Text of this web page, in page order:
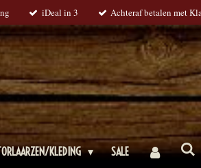
iDeal in 3 Achteraf betalen met
KLEDING SALE